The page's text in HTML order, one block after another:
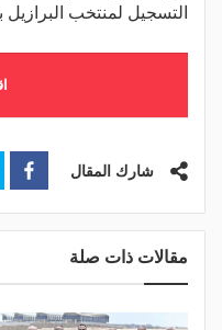
التسجيل لمنتخب
شارك المقال
مقالات ذات صلة